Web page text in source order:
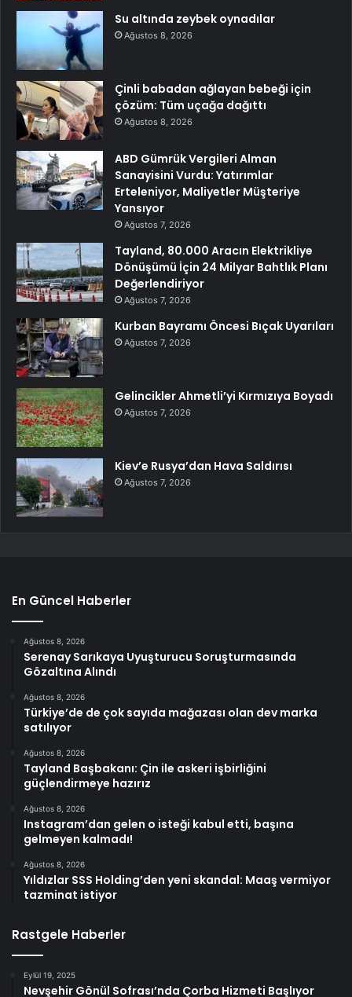
Su altında zeybek oynadılar
Ağustos 8, 2026
Çinli babadan ağlayan bebeği için
çözüm: Tüm uçağa dağıttı
Ağustos 8, 2026
ABD Gümrük Vergileri Alman
Sanayisini Vurdu: Yatırımlar
Erteleniyor, Maliyetler Müşteriye
Yansıyor
Ağustos 7, 2026
Tayland, 80.000 Aracın Elektrikliye
Dönüşümü İçin 24 Milyar Bahtlık Planı
Değerlendiriyor
Ağustos 7, 2026
Kurban Bayramı Öncesi Bıçak Uyarıları
Ağustos 7, 2026
Gelincikler Ahmetli’yi Kırmızıya Boyadı
Ağustos 7, 2026
Kiev’e Rusya’dan Hava Saldırısı
Ağustos 7, 2026
En Güncel Haberler
Ağustos 8, 2026
Serenay Sarıkaya Uyuşturucu Soruşturmasında
Gözaltına Alındı
Ağustos 8, 2026
Türkiye’de de çok sayıda mağazası olan dev marka
satılıyor
Ağustos 8, 2026
Tayland Başbakanı: Çin ile askeri işbirliğini
güçlendirmeye hazırız
Ağustos 8, 2026
Instagram’dan gelen o isteği kabul etti, başına
gelmeyen kalmadı!
Ağustos 8, 2026
Yıldızlar SSS Holding’den yeni skandal: Maaş vermiyor
tazminat istiyor
Rastgele Haberler
Eylül 19, 2025
Nevşehir Gönül Sofrası’nda Çorba Hizmeti Başlıyor